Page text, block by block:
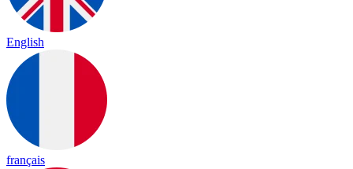
English
français